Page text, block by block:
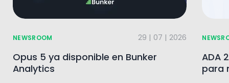
NEWSROOM 29 | 07 | 2026
Opus 5 ya disponible en Bunker
Analytics
ADA
para